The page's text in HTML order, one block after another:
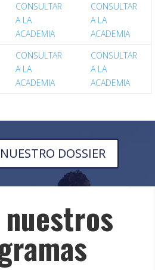
CONSULTAR
A LA
ACADEMIA
CONSULTAR
A LA
ACADEMIA
CONSULTAR
A LA
ACADEMIA
CONSULTAR
A LA
ACADEMIA
DOSSIER
nuestros